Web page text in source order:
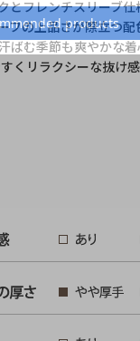
とフレンチスリーブ
の上品さが際立つ
ばむ季節も爽やかな
くリラクシーな抜け